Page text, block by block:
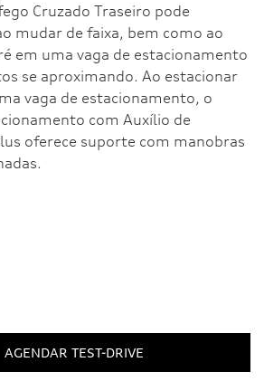
Cruzado Traseiro pode
mudar de faixa, bem como ao
em uma vaga de estacionamento
se aproximando. Ao estacionar
vaga de estacionamento, o
com Auxílio de
oferece suporte com manobras
AGENDAR TEST-DRIVE